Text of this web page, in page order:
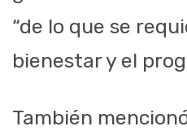
“de lo que se
bienestar y el
También